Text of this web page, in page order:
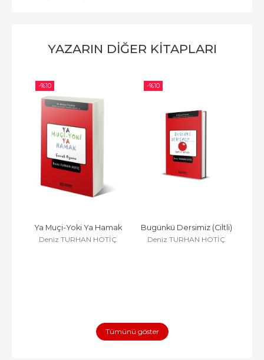
YAZARIN DIĞER KITAPLARI
-%10
Ya Muçi-Yoki Ya Hamak
Deniz TURHAN HOTİÇ
-%10
Bugünkü Dersimiz (Ciltli)
Deniz TURHAN HOTİÇ
Tümünü göster